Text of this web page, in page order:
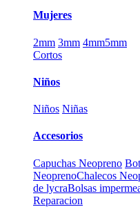
Mujeres
2mm 3mm 4mm5mm
Cortos
Niños
Niños Niñas
Accesorios
Capuchas Neopreno
NeoprenoChalecos
de lycraBolsas
Reparacion